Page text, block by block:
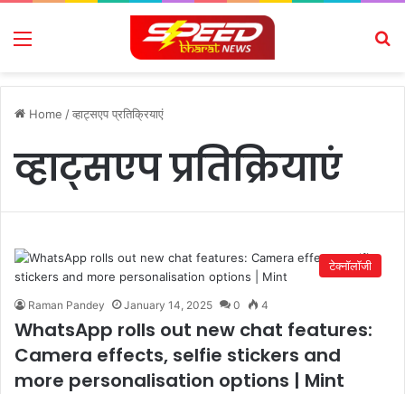
Menu
Home /व्हाट्सएप प्रतिक्रियाएं
व्हाट्सएप प्रतिक्रियाएं
टेक्नॉलॉजी
Raman Pandey January 14, 2025 0 4
WhatsApp rolls out new chat features:
Camera effects, selfie stickers and
more personalisation options | Mint